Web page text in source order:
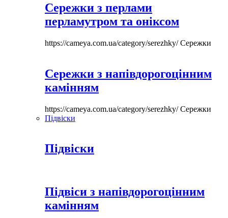
Сережки з перлами
перламутром та оніксом
https://cameya.com.ua/category/serezhky/Сережки
Сережки з напівдорогоцінним
камінням
https://cameya.com.ua/category/serezhky/Сережки
Підвіски
Підвіски
Підвіси з напівдорогоцінним
камінням